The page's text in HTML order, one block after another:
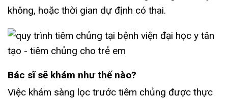
không, hoặc thời gian dự định có thai.
Bác sĩ sẽ khám như thế nào?
Việc khám sàng lọc trước tiêm chủng được thực